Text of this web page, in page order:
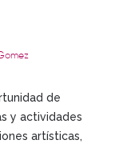
de
y actividades
artísticas,